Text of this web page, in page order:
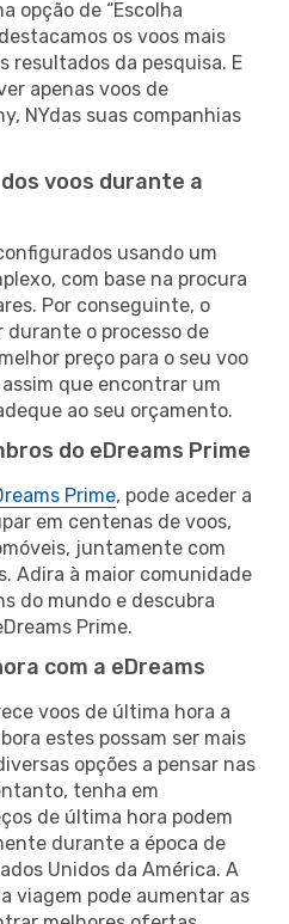
opção de “Escolha
os voos mais
resultados da pesquisa. E
apenas voos de
NYdas suas companhias
voos durante a
usando um
com base na procura
Por conseguinte, o
durante o processo de
preço para o seu voo
assim que encontrar um
ao seu orçamento.
do eDreams Prime
Prime, pode aceder a
em centenas de voos,
juntamente com
Adira à maior comunidade
do mundo e descubra
Prime.
com a eDreams
voos de última hora a
estes possam ser mais
opções a pensar nas
tenha em
de última hora podem
durante a época de
Unidos da América. A
viagem pode aumentar as